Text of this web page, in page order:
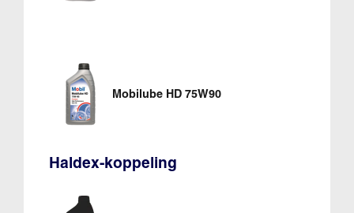
Mobilube HD 75W90
Haldex-koppeling